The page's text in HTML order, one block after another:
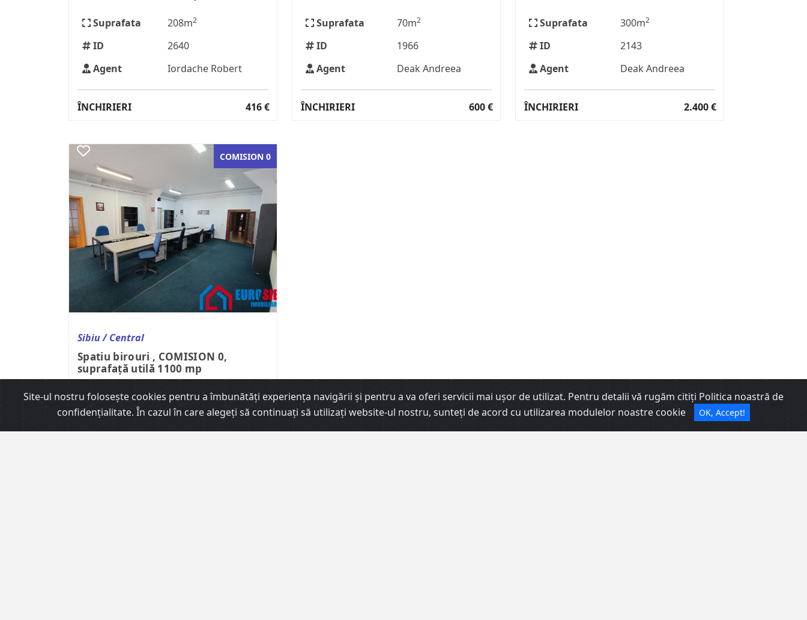
Suprafata 208m2
ID
2640
Agent
Iordache Robert
ÎNCHIRIERI 416 €
Suprafata 70m2
ID
1966
Agent
Deak Andreea
ÎNCHIRIERI 600 €
Suprafata 300m2
ID
2143
Agent
Deak Andreea
ÎNCHIRIERI 2.400 €
COMISION 0
Sibiu / Central
Spatiu birouri , COMISION 0,
suprafață utilă 1100 mp
Suprafata 1100m
ID
2115
Site-ul nostru foloseşte cookies pentru a îmbunătăţi experienţa navigării şi pentru a va oferi servicii mai uşor de utilizat. Pentru detalii vă rugăm citiți Politica noastră de
confidențialitate. În cazul în care alegeți să continuați să utilizați website-ul nostru, sunteți de acord cu utilizarea modulelor noastre cookie
OK, Accept!